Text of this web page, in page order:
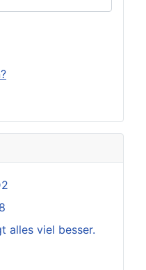
alles viel besser.